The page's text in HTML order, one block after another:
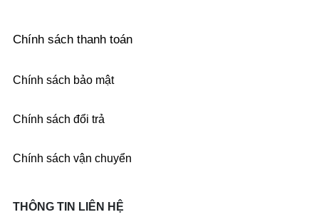
Chính sách thanh toán
Chính sách bảo mật
Chính sách đổi trả
Chính sách vận chuyển
THÔNG TIN LIÊN HỆ